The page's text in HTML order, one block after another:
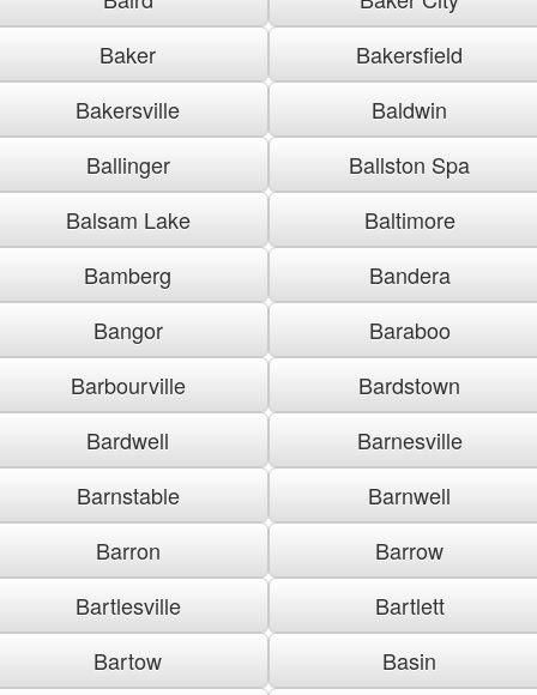
Baker
Bakersfield
Bakersville
Baldwin
Ballinger
Ballston Spa
Balsam Lake
Baltimore
Bamberg
Bandera
Bangor
Baraboo
Barbourville
Bardstown
Bardwell
Barnesville
Barnstable
Barnwell
Barron
Barrow
Bartlesville
Bartlett
Bartow
Basin